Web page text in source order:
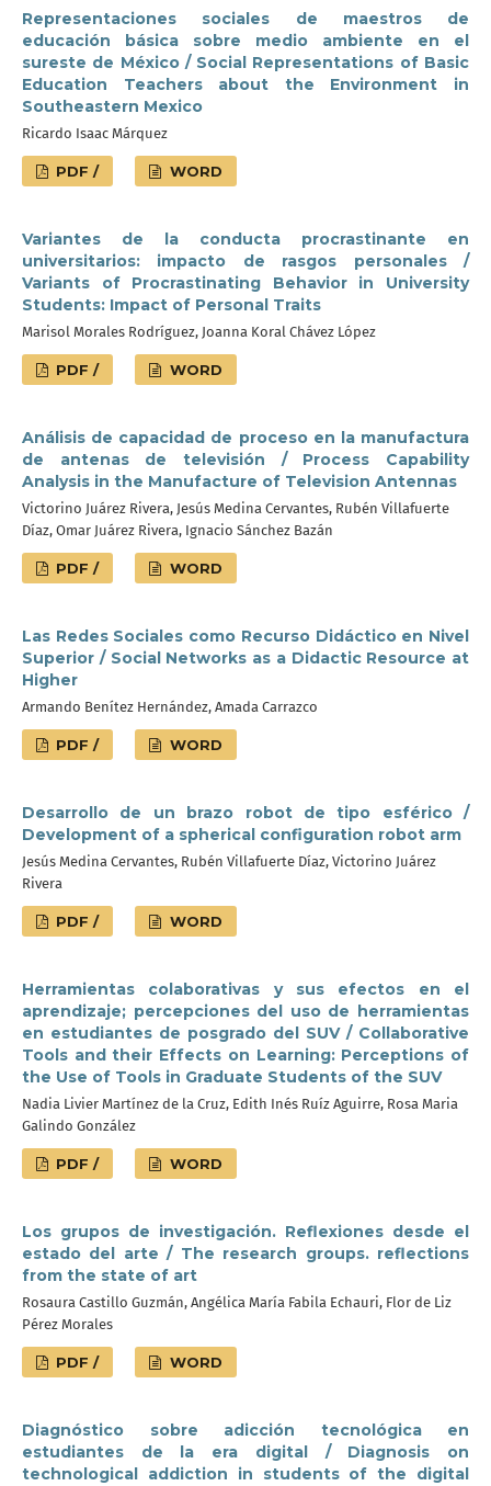
Representaciones sociales de maestros de
educación básica sobre medio ambiente en el
sureste de México / Social Representations of Basic
Education Teachers about the Environment in
Southeastern Mexico
Ricardo Isaac Márquez
PDF / WORD
Variantes de la conducta procrastinante en
universitarios: impacto de rasgos personales /
Variants of Procrastinating Behavior in University
Students: Impact of Personal Traits
Marisol Morales Rodríguez, Joanna Koral Chávez López
PDF / WORD
Análisis de capacidad de proceso en la manufactura
de antenas de televisión / Process Capability
Analysis in the Manufacture of Television Antennas
Victorino Juárez Rivera, Jesús Medina Cervantes, Rubén Villafuerte
Díaz, Omar Juárez Rivera, Ignacio Sánchez Bazán
PDF / WORD
Las Redes Sociales como Recurso Didáctico en Nivel
Superior / Social Networks as a Didactic Resource at
Higher
Armando Benítez Hernández, Amada Carrazco
PDF / WORD
Desarrollo de un brazo robot de tipo esférico /
Development of a spherical configuration robot arm
Jesús Medina Cervantes, Rubén Villafuerte Díaz, Victorino Juárez
Rivera
PDF / WORD
Herramientas colaborativas y sus efectos en el
aprendizaje; percepciones del uso de herramientas
en estudiantes de posgrado del SUV / Collaborative
Tools and their Effects on Learning: Perceptions of
the Use of Tools in Graduate Students of the SUV
Nadia Livier Martínez de la Cruz, Edith Inés Ruíz Aguirre, Rosa Maria
Galindo González
PDF / WORD
Los grupos de investigación. Reflexiones desde el
estado del arte / The research groups. reflections
from the state of art
Rosaura Castillo Guzmán, Angélica María Fabila Echauri, Flor de Liz
Pérez Morales
PDF / WORD
Diagnóstico sobre adicción tecnológica en
estudiantes de la era digital / Diagnosis on
technological addiction in students of the digital